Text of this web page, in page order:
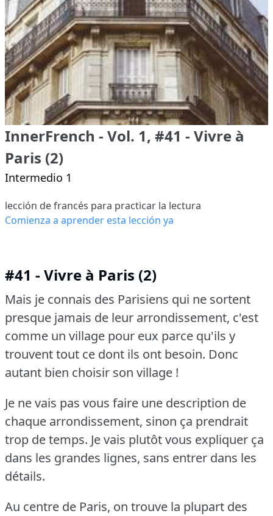
InnerFrench - Vol. 1, #41 - Vivre à
Paris (2)
Intermedio 1
lección de francés para practicar la lectura
Comienza a aprender esta lección ya
#41 - Vivre à Paris (2)
Mais je connais des Parisiens qui ne sortent
presque jamais de leur arrondissement, c'est
comme un village pour eux parce qu'ils y
trouvent tout ce dont ils ont besoin. Donc
autant bien choisir son village !
Je ne vais pas vous faire une description de
chaque arrondissement, sinon ça prendrait
trop de temps. Je vais plutôt vous expliquer ça
dans les grandes lignes, sans entrer dans les
détails.
Au centre de Paris, on trouve la plupart des